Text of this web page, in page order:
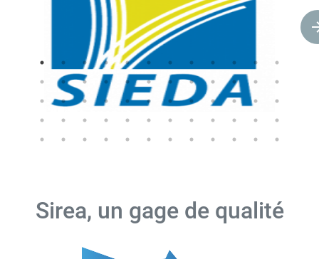
Sirea, un gage de qualité